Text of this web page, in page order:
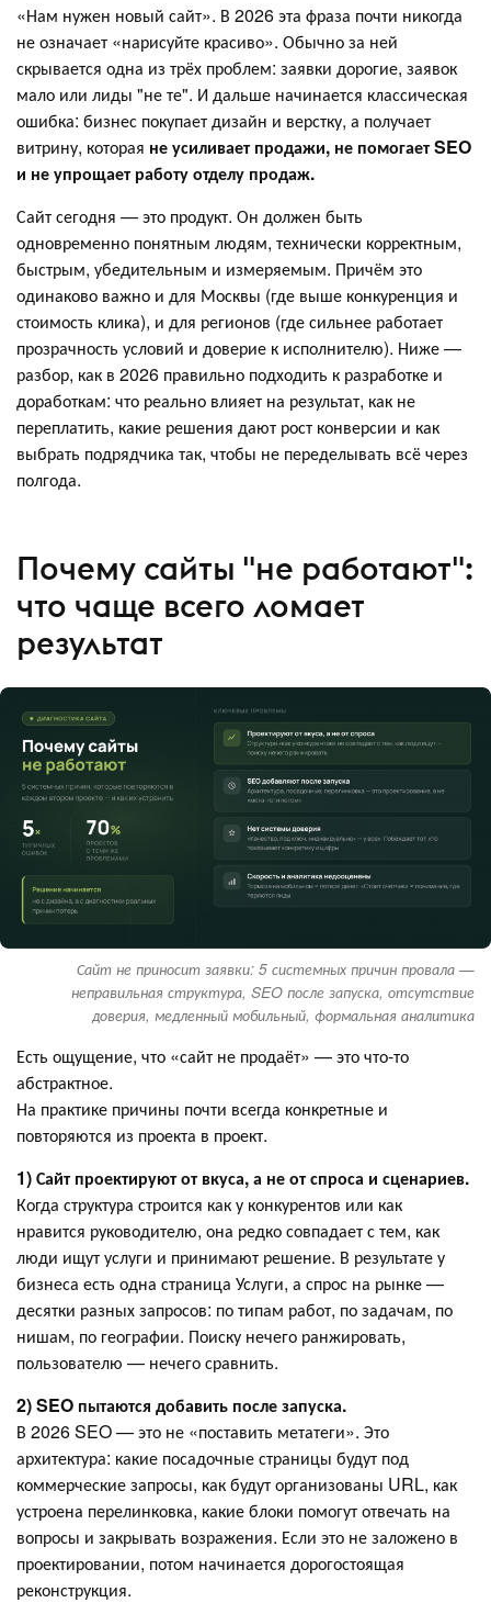
«Нам нужен новый сайт». В 2026 эта фраза почти никогда
не означает «нарисуйте красиво». Обычно за ней
скрывается одна из трёх проблем: заявки дорогие, заявок
мало или лиды "не те". И дальше начинается классическая
ошибка: бизнес покупает дизайн и верстку, а получает
витрину, которая не усиливает продажи, не помогает SEO
и не упрощает работу отделу продаж.
Сайт сегодня — это продукт. Он должен быть
одновременно понятным людям, технически корректным,
быстрым, убедительным и измеряемым. Причём это
одинаково важно и для Москвы (где выше конкуренция и
стоимость клика), и для регионов (где сильнее работает
прозрачность условий и доверие к исполнителю). Ниже —
разбор, как в 2026 правильно подходить к разработке и
доработкам: что реально влияет на результат, как не
переплатить, какие решения дают рост конверсии и как
выбрать подрядчика так, чтобы не переделывать всё через
полгода.
Почему сайты "не работают":
что чаще всего ломает
результат
Сайт не приносит заявки: 5 системных причин провала —
неправильная структура, SEO после запуска, отсутствие
доверия, медленный мобильный, формальная аналитика
Есть ощущение, что «сайт не продаёт» — это что-то
абстрактное.
На практике причины почти всегда конкретные и
повторяются из проекта в проект.
1) Сайт проектируют от вкуса, а не от спроса и сценариев.
Когда структура строится как у конкурентов или как
нравится руководителю, она редко совпадает с тем, как
люди ищут услуги и принимают решение. В результате у
бизнеса есть одна страница Услуги, а спрос на рынке —
десятки разных запросов: по типам работ, по задачам, по
нишам, по географии. Поиску нечего ранжировать,
пользователю — нечего сравнить.
2) SEO пытаются добавить после запуска.
В 2026 SEO — это не «поставить метатеги». Это
архитектура: какие посадочные страницы будут под
коммерческие запросы, как будут организованы URL, как
устроена перелинковка, какие блоки помогут отвечать на
вопросы и закрывать возражения. Если это не заложено в
проектировании, потом начинается дорогостоящая
реконструкция.